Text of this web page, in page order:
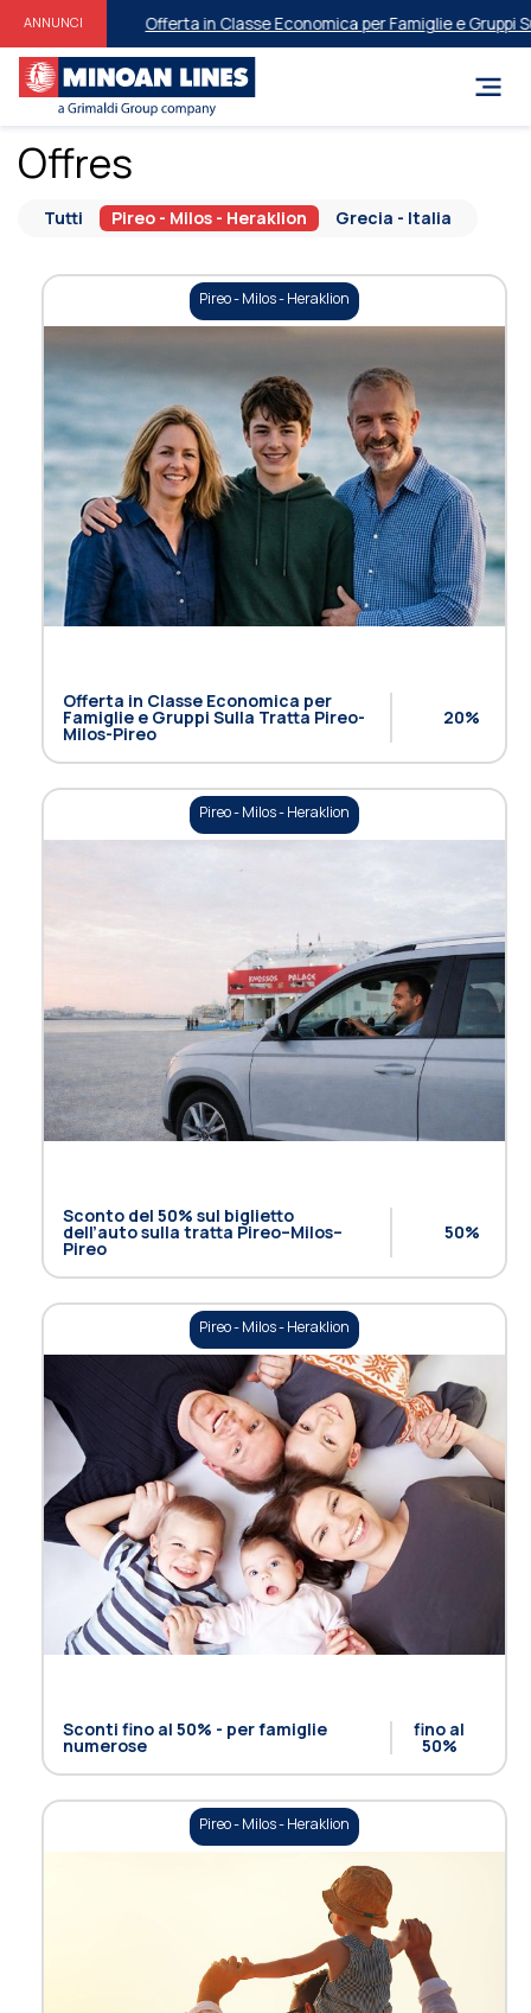
ANNUNCIOfferta in Classe Economica per Famiglie e ​​Gruppi Sulla
Offres
Tutti Pireo - Milos - Heraklion Grecia - Italia
Pireo - Milos - Heraklion
Offerta in Classe Economica per
Famiglie e ​​Gruppi Sulla Tratta Pireo-
Milos-Pireo
20%
Pireo - Milos - Heraklion
Sconto del 50% sul biglietto
dell’auto sulla tratta Pireo–Milos–
Pireo
50%
Pireo - Milos - Heraklion
Sconti fino al 50% - per famiglie
numerose
fino al
50%
Pireo - Milos - Heraklion